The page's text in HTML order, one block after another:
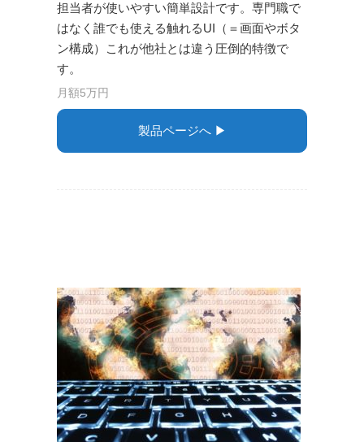
担当者が使いやすい簡単設計です。専門職で
はなく誰でも使える触れるUI（＝画面やボタ
ン構成）これが他社とは違う圧倒的特徴で
す。
月額5万円
製品ページへ ▶︎